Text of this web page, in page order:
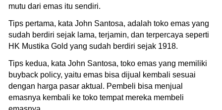
mutu dari emas itu sendiri.
Tips pertama, kata John Santosa, adalah toko emas yang
sudah berdiri sejak lama, terjamin, dan terpercaya seperti
HK Mustika Gold yang sudah berdiri sejak 1918.
Tips kedua, kata John Santosa, toko emas yang memiliki
buyback policy, yaitu emas bisa dijual kembali sesuai
dengan harga pasar aktual. Pembeli bisa menjual
emasnya kembali ke toko tempat mereka membeli